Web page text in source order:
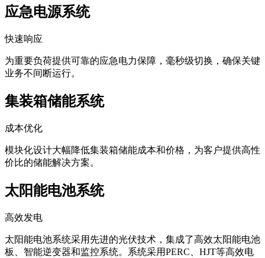
应急电源系统
快速响应
为重要负荷提供可靠的应急电力保障，毫秒级切换，确保关键
业务不间断运行。
集装箱储能系统
成本优化
模块化设计大幅降低集装箱储能成本和价格，为客户提供高性
价比的储能解决方案。
太阳能电池系统
高效发电
太阳能电池系统采用先进的光伏技术，集成了高效太阳能电池
板、智能逆变器和监控系统。系统采用PERC、HJT等高效电